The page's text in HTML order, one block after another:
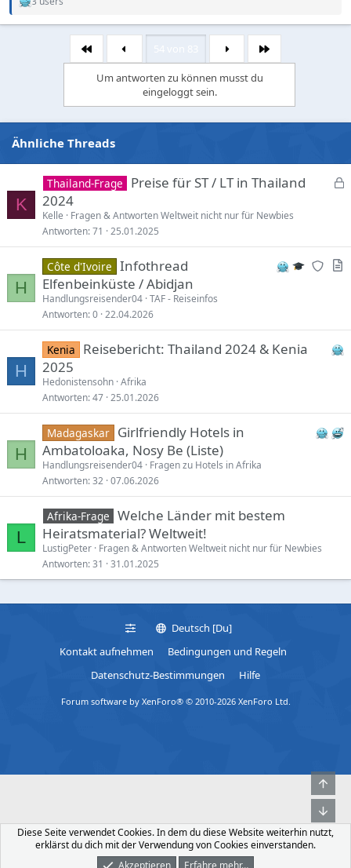
R
:
Erste
Letzte
Um antworten zu können musst du
eingeloggt sein.
Ähnliche Threads
K
e
Thailand-Frage
Preise für ST / LT in Thailand
2024
Kelle
Fragen & Antworten Weltweit nicht nur für Newbies
Antworten 71 25.01.2025
H
N
e
p
m
n
e
c
l
Côte d'Ivoire Infothread
Elfenbeinküste / Abidjan
Handlungsreisender04 TAF - Reiseinfos
Antworten 0 22.04.2026
H
Kenia
Reisebericht: Thailand 2024 & Kenia
2025
Hedonistensohn Afrika
Antworten 47 25.01.2026
H
Madagaskar Girlfriendly Hotels in
Ambatoloaka, Nosy Be (Liste)
Handlungsreisender04 Fragen zu Hotels in Afrika
Antworten 32 07.06.2026
L
Afrika-Frage Welche Länder mit bestem
Heiratsmaterial? Weltweit!
LustigPeter Fragen & Antworten Weltweit nicht nur für Newbies
Antworten 31 31.01.2025
Deutsch [Du]
Kontakt aufnehmen
Bedingungen und Regeln
Datenschutz-Bestimmungen
Hilfe
Forum software by XenForo® © 2010-2026 XenForo Ltd.
Diese Seite verwendet Cookies. In dem du diese Website weiterhin nutzt,
erklärst du dich mit der Verwendung von Cookies einverstanden.
Akzeptieren
Erfahre mehr…